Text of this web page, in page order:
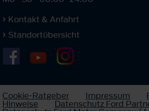
Kontakt & Anfahrt
Standortübersicht
Cookie-Ratgeber Impressum
Hinweise Datenschutz Ford